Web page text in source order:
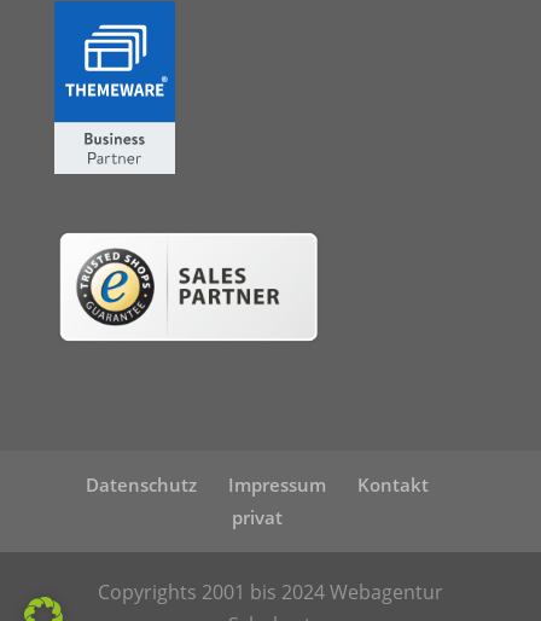
Datenschutz Impressum
Kontakt
privat
Copyrights 2001 bis 2024 Webagentur